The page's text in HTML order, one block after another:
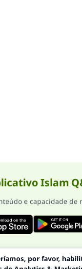
Islam
e capacidade
por favor,